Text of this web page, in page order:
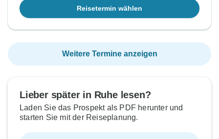
Reisetermin wählen
Weitere Termine anzeigen
Lieber später in Ruhe lesen?
Laden Sie das Prospekt als PDF herunter und
starten Sie mit der Reiseplanung.